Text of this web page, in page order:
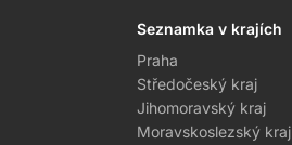
Seznamka v krajích
Praha
Středočeský kraj
Jihomoravský kraj
Moravskoslezský kraj